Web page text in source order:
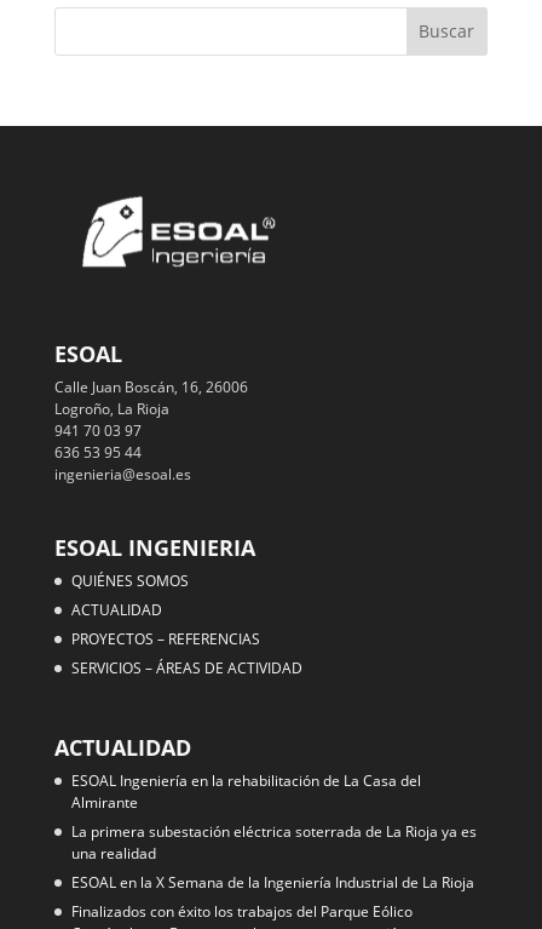
ESOAL
Calle Juan Boscán, 16, 26006
Logroño, La Rioja
941 70 03 97
636 53 95 44
ingenieria@esoal.es
ESOAL INGENIERIA
QUIÉNES SOMOS
ACTUALIDAD
PROYECTOS – REFERENCIAS
SERVICIOS – ÁREAS DE ACTIVIDAD
ACTUALIDAD
ESOAL Ingeniería en la rehabilitación de La Casa del
Almirante
La primera subestación eléctrica soterrada de La Rioja ya es
una realidad
ESOAL en la X Semana de la Ingeniería Industrial de La Rioja
Finalizados con éxito los trabajos del Parque Eólico